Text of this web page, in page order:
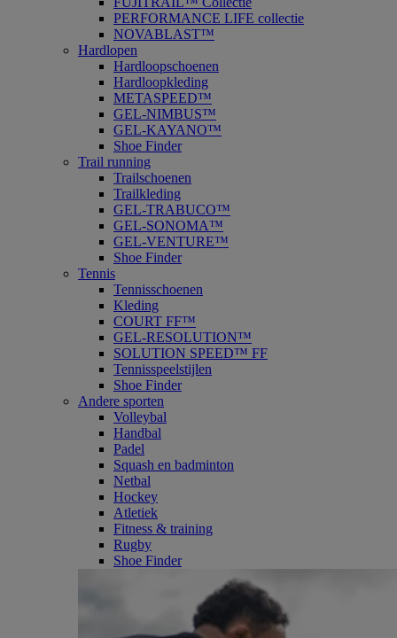
PERFORMANCE LIFE collectie
NOVABLAST™
Hardlopen
Hardloopschoenen
Hardloopkleding
METASPEED™
GEL-NIMBUS™
GEL-KAYANO™
Shoe Finder
Trail running
Trailschoenen
Trailkleding
GEL-TRABUCO™
GEL-SONOMA™
GEL-VENTURE™
Shoe Finder
Tennis
Tennisschoenen
Kleding
COURT FF™
GEL-RESOLUTION™
SOLUTION SPEED™ FF
Tennisspeelstijlen
Shoe Finder
Andere sporten
Volleybal
Handbal
Padel
Squash en badminton
Netbal
Hockey
Atletiek
Fitness & training
Rugby
Shoe Finder